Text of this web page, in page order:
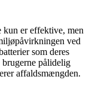
kun er effektive, men
ved
som deres
pålidelig
affaldsmængden.